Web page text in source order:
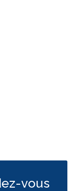
vous